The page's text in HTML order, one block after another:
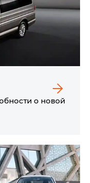
о новой